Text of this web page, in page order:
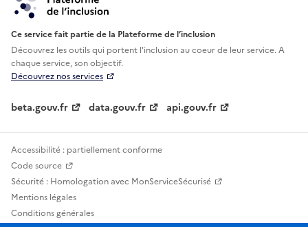
Ce service fait partie de la Plateforme de l’inclusion
Découvrez les outils qui portent l'inclusion aucoeur de leur service. A
chaque service, son objectif.
Découvrez nos services
beta.gouv.fr data.gouv.fr api.gouv.fr
Accessibilité : partiellement conforme
Code source
Sécurité : Homologation avec MonServiceSécurisé
Mentions légales
Conditions générales